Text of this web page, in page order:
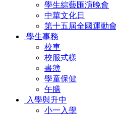
學生綜藝匯演晚會
中華文化日
第十五屆全國運動會
學生事務
校車
校服式樣
書簿
學童保健
午膳
入學與升中
小一入學